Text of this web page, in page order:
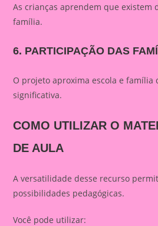
As crianças aprendem que existem
família.
6. PARTICIPAÇÃO DAS
O projeto aproxima escola e família
significativa.
COMO UTILIZAR O
DE AULA
A versatilidade desse recurso
possibilidades pedagógicas.
Você pode utilizar: